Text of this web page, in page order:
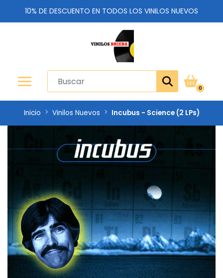
10% DE DESCUENTO EN TODOS LOS VINILOS NUEVOS
0
Inicio Vinilos Nuevos Incubus - Science (2 LPs)